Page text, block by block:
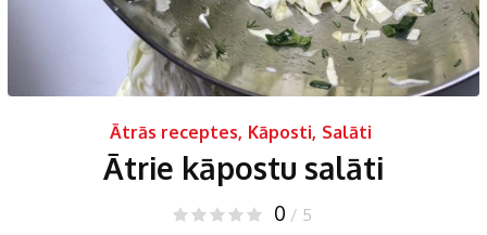
Ātrās receptes, Kāposti, Salāti
Ātrie kāpostu salāti
0 / 5